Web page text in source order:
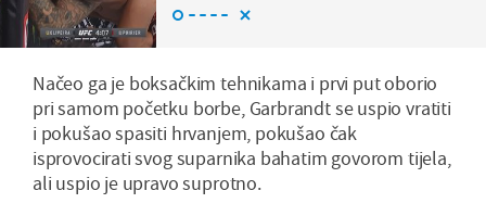
Načeo ga je boksačkim tehnikama i prvi put oborio
pri samom početku borbe, Garbrandt se uspio vratiti
i pokušao spasiti hrvanjem, pokušao čak
isprovocirati svog suparnika bahatim govorom tijela,
ali uspio je upravo suprotno.